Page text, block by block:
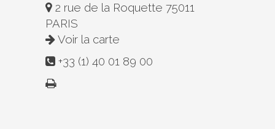
2 rue de la Roquette 75011
PARIS
Voir la carte
+33 (1) 40 01 89 00